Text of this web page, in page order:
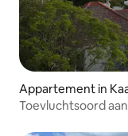
Appartement in
Toevluchtsoord